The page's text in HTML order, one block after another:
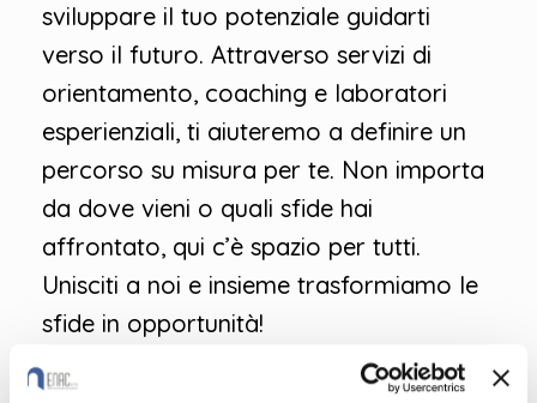
sviluppare il tuo potenziale guidarti
verso il futuro. Attraverso servizi di
orientamento, coaching e laboratori
esperienziali, ti aiuteremo a definire un
percorso su misura per te. Non importa
da dove vieni o quali sfide hai
affrontato, qui c’è spazio per tutti.
Unisciti a noi e insieme trasformiamo le
sfide in opportunità!
Borse attivate